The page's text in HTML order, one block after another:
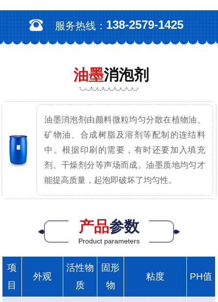
服务热线： 138-2579-1425
油墨消泡剂
油墨消泡剂由颜料微粒均匀分散在植物油、
矿物油、合成树脂及溶剂等配制的连结料
中。根据印刷的需要，有时还要加入填充
剂、干燥剂分等声场而成。油墨质地均匀才
能提高质量，起泡即破坏了均匀性。
产品参数
Product parameters
项
目
外观
活性物
质
固形
物
粘度 PH值